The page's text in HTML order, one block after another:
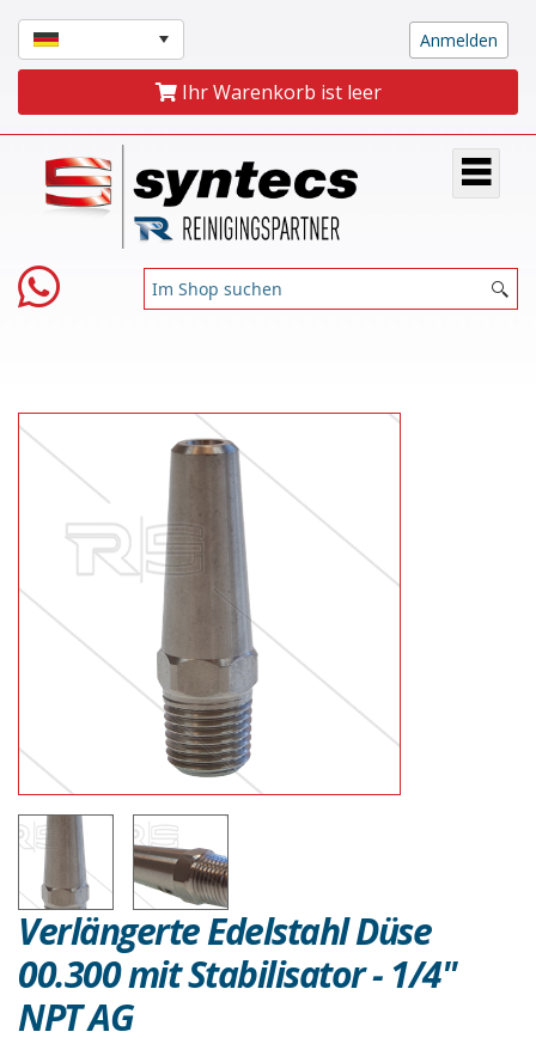
Ihr Warenkorb ist leer
Verlängerte Edelstahl Düse
00.300 mit Stabilisator - 1/4"
NPT AG